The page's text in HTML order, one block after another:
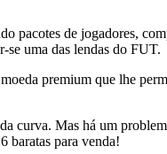
pacotes de jogadores,
se uma das lendas do FUT.
premium que lhe
curva. Mas há um
baratas para venda!